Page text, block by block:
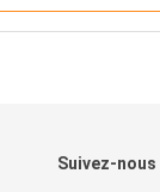
Suivez-nous